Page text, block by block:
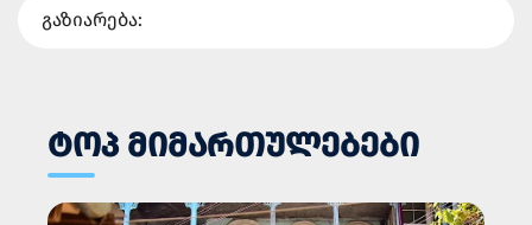
გაზიარება:
ᲢᲝᲞ ᲛᲘᲛᲐᲠᲗᲣᲚᲔᲑᲔᲑᲘ